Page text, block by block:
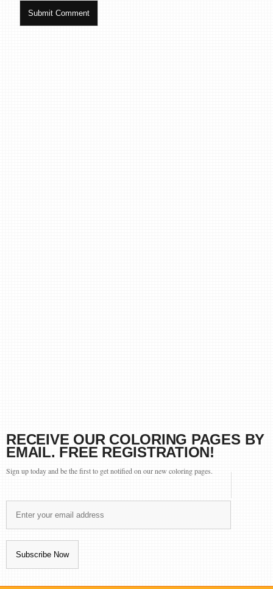
RECEIVE OUR COLORING PAGES BY
EMAIL. FREE REGISTRATION!
Sign up today and be the first to get notified on our new coloring pages.